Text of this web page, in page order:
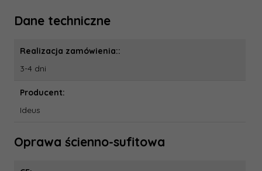
Dane techniczne
Realizacja zamówienia::
3-4 dni
Producent:
Ideus
Oprawa ścienno-sufitowa